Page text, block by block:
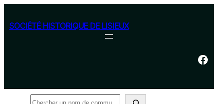
contenu
SOCIÉTÉ HISTORIQUE DE LISIEUX
Facebook
Rechercher